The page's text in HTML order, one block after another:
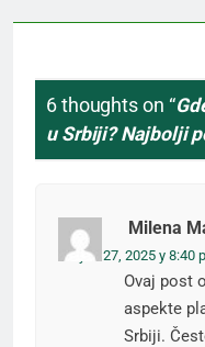
6 thoughts on “
u Srbiji? Najbolji
Milena
август 27, 2025 у 8:40
Ovaj post
aspekte
Srbiji.